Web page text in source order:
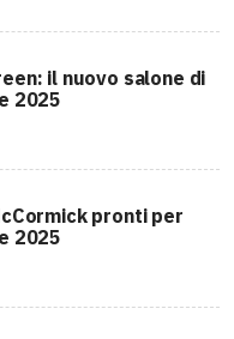
il nuovo salone di
2025
pronti per
2025